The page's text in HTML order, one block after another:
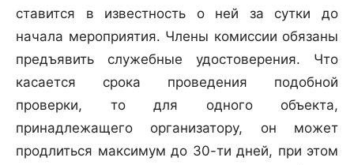
ставится в известность о ней за сутки до
начала мероприятия. Члены комиссии обязаны
предъявить служебные удостоверения. Что
касается срока проведения подобной
проверки, то для одного объекта,
принадлежащего организатору, он может
продлиться максимум до 30-ти дней, при этом